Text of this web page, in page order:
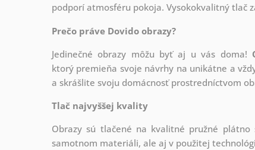
podporí atmosféru pokoja. Vysokokvalitný tlač
Prečo práve Dovido obrazy?
Jedinečné obrazy môžu byť aj u vás doma!
ktorý premieňa svoje návrhy na unikátne a
a skrášlite svoju domácnosť prostredníctvom
Tlač najvyššej kvality
Obrazy sú tlačené na kvalitné pružné
samotnom materiáli, ale aj v použitej